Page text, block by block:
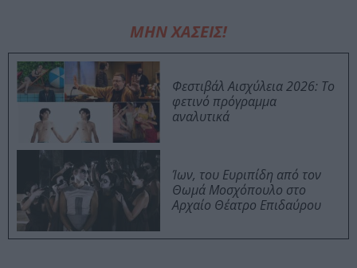
ΜΗΝ ΧΑΣΕΙΣ!
Φεστιβάλ Αισχύλεια 2026: Το
φετινό πρόγραμμα
αναλυτικά
Ίων, του Ευριπίδη από τον
Θωμά Μοσχόπουλο στο
Αρχαίο Θέατρο Επιδαύρου